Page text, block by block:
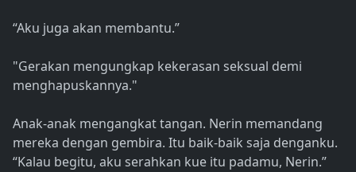
“Aku juga akan membantu.”
"Gerakan mengungkap kekerasan seksual demi
menghapuskannya."
Anak-anak mengangkat tangan. Nerin memandang
mereka dengan gembira. Itu baik-baik saja denganku.
“Kalau begitu, aku serahkan kue itu padamu, Nerin.”